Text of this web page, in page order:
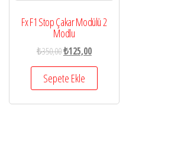
Fx F1 Stop Çakar Modülü 2
Modlu
₺350,00₺125,00
Sepete Ekle